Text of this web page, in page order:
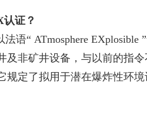
证？
法语“ ATmosphere
及非矿井设备，与以前的指
规定了拟用于潜在爆炸性环